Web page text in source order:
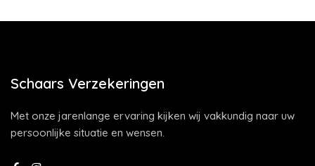
Schaars Verzekeringen
Met onze jarenlange ervaring kijken wij vakkundig naar uw
persoonlijke situatie en wensen.